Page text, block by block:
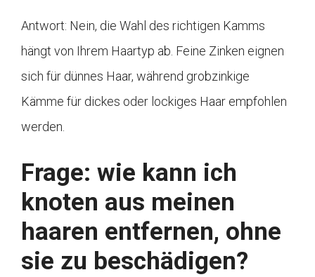
Antwort: Nein, die Wahl des richtigen Kamms
hängt von Ihrem Haartyp ab. Feine Zinken eignen
sich für dünnes Haar, während grobzinkige
Kämme für dickes oder lockiges Haar empfohlen
werden.
Frage: wie kann ich
knoten aus meinen
haaren entfernen, ohne
sie zu beschädigen?